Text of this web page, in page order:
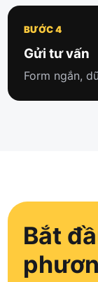
BƯỚC 4
Gửi tư vấn
Form ngắn,
Bắt